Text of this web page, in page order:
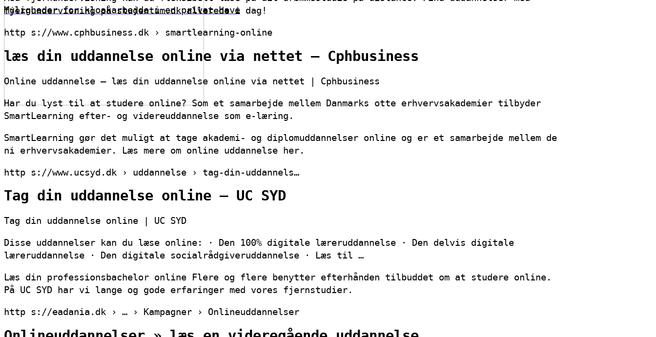
Muligheder for kloakarbejde i en privat have
fjernundervisning på studentum.dk allerede i dag!
http s://www.cphbusiness.dk › smartlearning-online
læs din uddannelse online via nettet – Cphbusiness
Online uddannelse – læs din uddannelse online via nettet | Cphbusiness
Har du lyst til at studere online? Som et samarbejde mellem Danmarks otte erhvervsakademier tilbyder
SmartLearning efter- og videreuddannelse som e-læring.
SmartLearning gør det muligt at tage akademi- og diplomuddannelser online og er et samarbejde mellem de
ni erhvervsakademier. Læs mere om online uddannelse her.
http s://www.ucsyd.dk › uddannelse › tag-din-uddannels…
Tag din uddannelse online – UC SYD
Tag din uddannelse online | UC SYD
Disse uddannelser kan du læse online: · Den 100% digitale læreruddannelse · Den delvis digitale
læreruddannelse · Den digitale socialrådgiveruddannelse · Læs til …
Læs din professionsbachelor online Flere og flere benytter efterhånden tilbuddet om at studere online.
På UC SYD har vi lange og gode erfaringer med vores fjernstudier.
http s://eadania.dk › … › Kampagner › Onlineuddannelser